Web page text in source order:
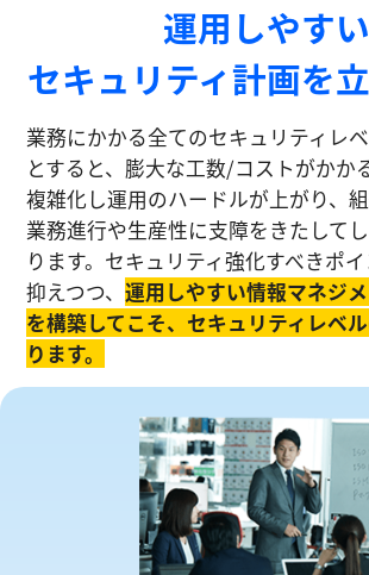
運⽤しやすい
セキュリティ計画を
業務にかかる全てのセキュリティレ
とすると、膨大な工数/コストがかか
複雑化し運⽤のハードルが上がり、
業務進⾏や生産性に⽀障をきたして
ります。セキュリティ強化すべきポ
抑えつつ、運⽤しやすい情報マネジ
を構築してこそ、セキュリティレベ
ります。